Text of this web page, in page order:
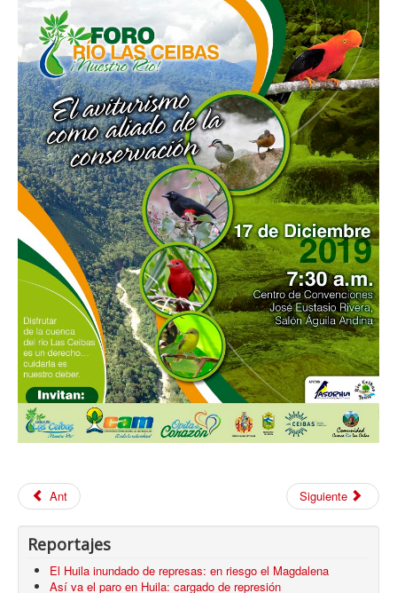
Ant Siguiente
Reportajes
El Huila inundado de represas: en riesgo el Magdalena
Así va el paro en Huila: cargado de represión